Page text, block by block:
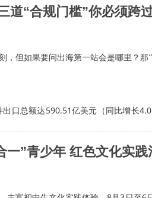
道“合规门槛”你必须跨过
但如果要问出海第一站会是哪里？那“
总额达590.51亿美元（同比增长
一”青少年 红色文化实践